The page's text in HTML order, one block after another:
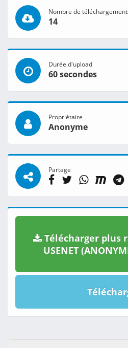
Nombre de
14
Durée d'upload
60 secondes
Propriétaire
Anonyme
Partage
Télécharger plus
USENET